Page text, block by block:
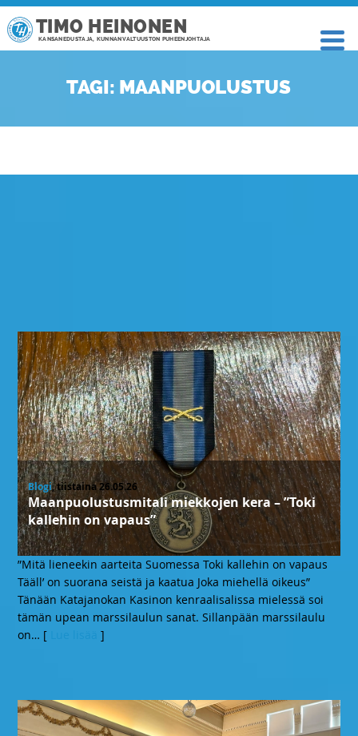
TIMO HEINONEN
KANSANEDUSTAJA, KUNNANVALTUUSTON PUHEENJOHTAJA
TAGI: MAANPUOLUSTUS
Blogi, tiistaina 26.05.26
Maanpuolustusmitali miekkojen kera – ”Toki
kallehin on vapaus”
”Mitä lieneekin aarteita Suomessa Toki kallehin on vapaus
Tääll’ on suorana seistä ja kaatua Joka miehellä oikeus”
Tänään Katajanokan Kasinon kenraalisalissa mielessä soi
tämän upean marssilaulun sanat. Sillanpään marssilaulu
on… [ ]